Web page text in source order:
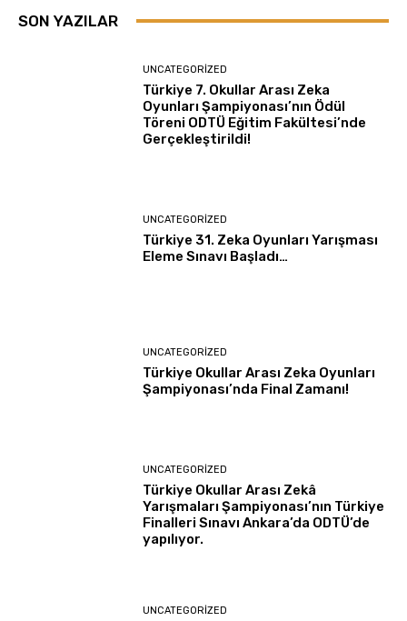
SON YAZILAR
UNCATEGORIZED
Türkiye 7. Okullar Arası Zeka
Oyunları Şampiyonası’nın Ödül
Töreni ODTÜ Eğitim Fakültesi’nde
Gerçekleştirildi!
UNCATEGORIZED
Türkiye 31. Zeka Oyunları Yarışması
Eleme Sınavı Başladı…
UNCATEGORIZED
Türkiye Okullar Arası Zeka Oyunları
Şampiyonası’nda Final Zamanı!
UNCATEGORIZED
Türkiye Okullar Arası Zekâ
Yarışmaları Şampiyonası’nın Türkiye
Finalleri Sınavı Ankara’da ODTÜ’de
yapılıyor.
UNCATEGORIZED